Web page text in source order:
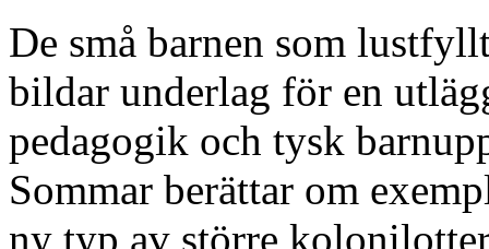
De små barnen som
bildar underlag för en
pedagogik och tysk
Sommar berättar om
ny typ av större